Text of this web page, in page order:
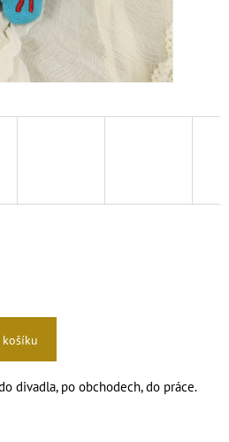
divadla, po obchodech, do práce.